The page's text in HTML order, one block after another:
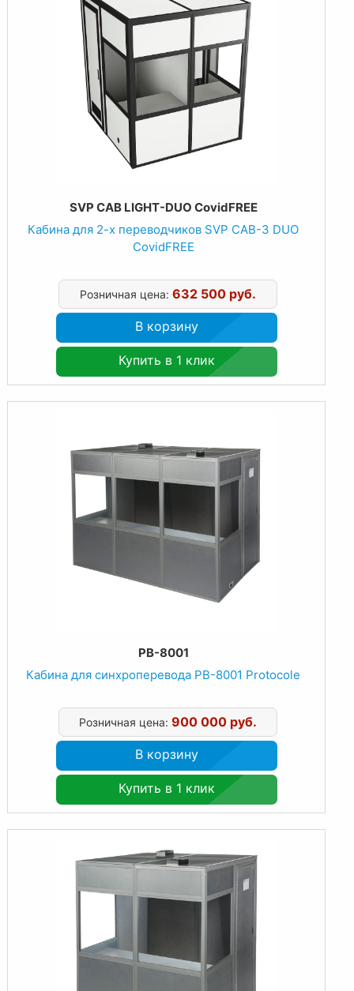
SVP CAB LIGHT-DUO CovidFREE
Кабина для 2-х переводчиков SVP CAB-3 DUO
CovidFREE
Розничная цена: 632 500 руб.
В корзину
Купить в 1 клик
PB-8001
Кабина для синхроперевода PB-8001 Protocole
Розничная цена: 900 000 руб.
В корзину
Купить в 1 клик